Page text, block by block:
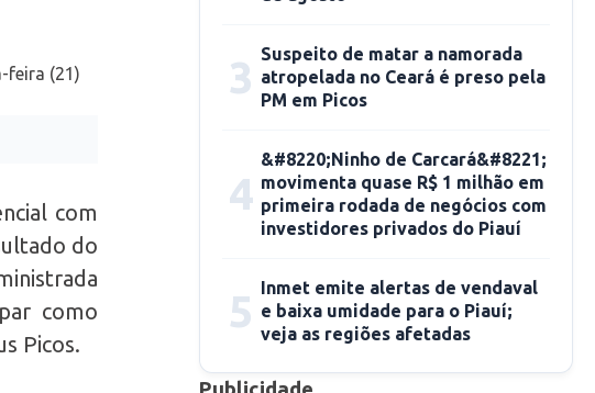
com
do
como
Picos.
3 Suspeito de matar a namorada
atropelada no Ceará é preso pela
PM em Picos
4
&#8220;Ninho de Carcará&#8221;
movimenta quase R$ 1 milhão em
primeira rodada de negócios com
investidores privados do Piauí
5 Inmet emite alertas de vendaval
e baixa umidade para o Piauí;
veja as regiões afetadas